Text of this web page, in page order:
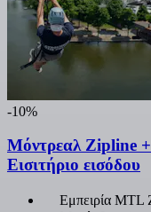
-10%
Μόντρεαλ Zipline
Εισιτήριο εισόδου
Εμπειρία MTL